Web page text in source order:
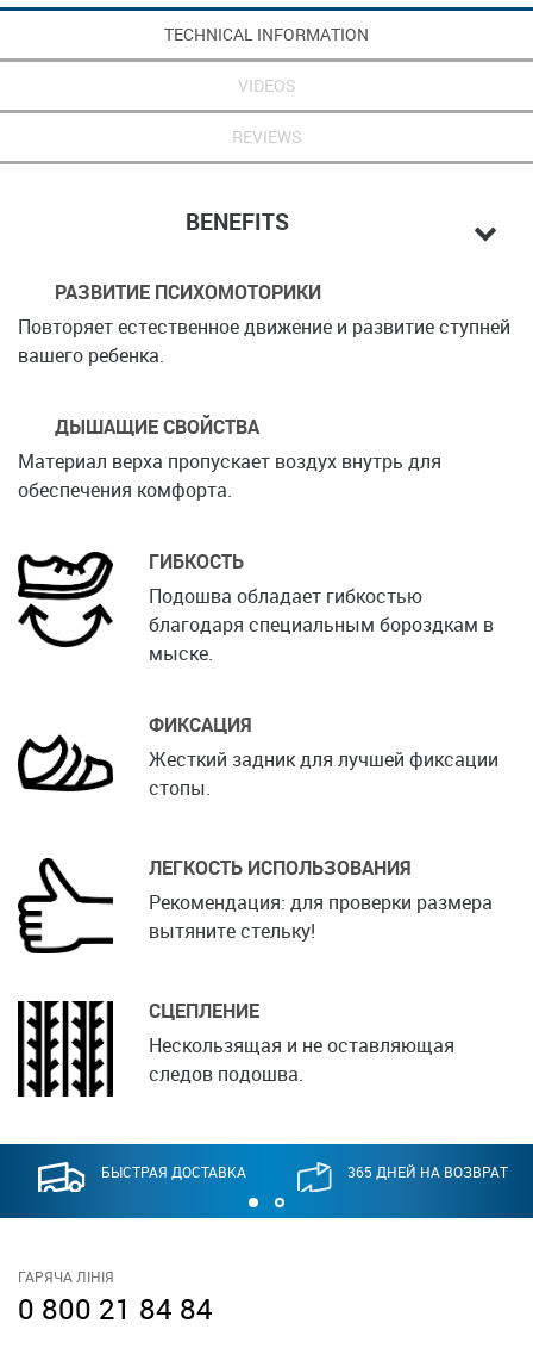
TECHNICAL INFORMATION
VIDEOS
REVIEWS
BENEFITS
РАЗВИТИЕ ПСИХОМОТОРИКИ
Повторяет естественное движение и развитие ступней
вашего ребенка.
ДЫШАЩИЕ СВОЙСТВА
Материал верха пропускает воздух внутрь для
обеспечения комфорта.
ГИБКОСТЬ
Подошва обладает гибкостью
благодаря специальным бороздкам в
мыске.
ФИКСАЦИЯ
Жесткий задник для лучшей фиксации
стопы.
ЛЕГКОСТЬ ИСПОЛЬЗОВАНИЯ
Рекомендация: для проверки размера
вытяните стельку!
СЦЕПЛЕНИЕ
Нескользящая и не оставляющая
следов подошва.
БЫСТРАЯ ДОСТАВКА 365 ДНЕЙ НА ВОЗВРАТ
ГАРЯЧА ЛІНІЯ
0 800 21 84 84